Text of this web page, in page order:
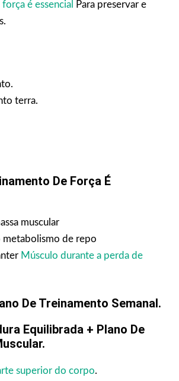
é essencial
Para preservar e
terra.
De Força É
muscular
metabolismo de repo
Músculo durante a perda de
De Treinamento Semanal.
Equilibrada + Plano De
superior do corpo.